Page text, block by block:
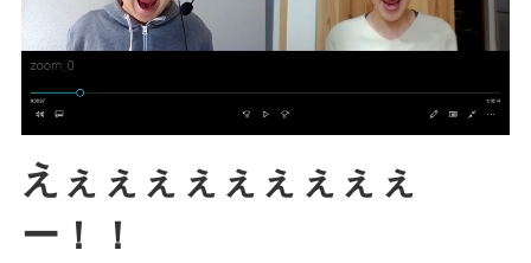
えぇぇぇぇぇぇぇぇぇ
ー！！